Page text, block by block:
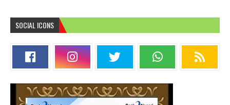
SOCIAL ICONS